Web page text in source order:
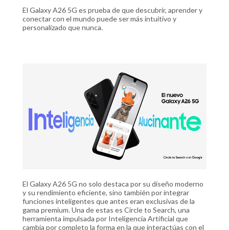
El Galaxy A26 5G es prueba de que descubrir, aprender y
conectar con el mundo puede ser más intuitivo y
personalizado que nunca.
El Galaxy A26 5G no solo destaca por su diseño moderno
y su rendimiento eficiente, sino también por integrar
funciones inteligentes que antes eran exclusivas de la
gama premium. Una de estas es Circle to Search, una
herramienta impulsada por Inteligencia Artificial que
cambia por completo la forma en la que interactúas con el